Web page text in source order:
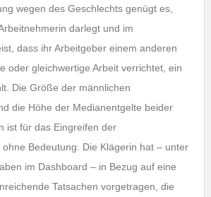
wegen des Geschlechts genügt es,
darlegt und im
dass ihr Arbeitgeber einem anderen
oder gleichwertige Arbeit verrichtet, ein
Die Größe der männlichen
die Höhe der Medianentgelte beider
ist für das Eingreifen der
Bedeutung. Die Klägerin hat – unter
im Dashboard – in Bezug auf eine
Tatsachen vorgetragen, die